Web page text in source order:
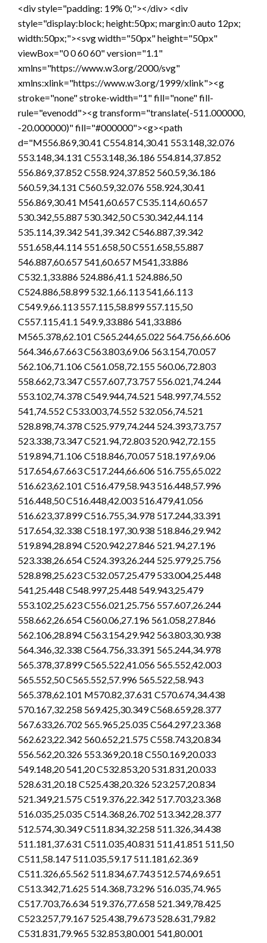
<div style="padding: 19% 0;"></div> <div
style="display:block; height:50px; margin:0 auto 12px;
width:50px;"><svg width="50px" height="50px"
viewBox="0 0 60 60" version="1.1"
xmlns="https://www.w3.org/2000/svg"
xmlns:xlink="https://www.w3.org/1999/xlink"><g
stroke="none" stroke-width="1" fill="none" fill-
rule="evenodd"><g transform="translate(-511.000000,
-20.000000)" fill="#000000"><g><path
d="M556.869,30.41 C554.814,30.41 553.148,32.076
553.148,34.131 C553.148,36.186 554.814,37.852
556.869,37.852 C558.924,37.852 560.59,36.186
560.59,34.131 C560.59,32.076 558.924,30.41
556.869,30.41 M541,60.657 C535.114,60.657
530.342,55.887 530.342,50 C530.342,44.114
535.114,39.342 541,39.342 C546.887,39.342
551.658,44.114 551.658,50 C551.658,55.887
546.887,60.657 541,60.657 M541,33.886
C532.1,33.886 524.886,41.1 524.886,50
C524.886,58.899 532.1,66.113 541,66.113
C549.9,66.113 557.115,58.899 557.115,50
C557.115,41.1 549.9,33.886 541,33.886
M565.378,62.101 C565.244,65.022 564.756,66.606
564.346,67.663 C563.803,69.06 563.154,70.057
562.106,71.106 C561.058,72.155 560.06,72.803
558.662,73.347 C557.607,73.757 556.021,74.244
553.102,74.378 C549.944,74.521 548.997,74.552
541,74.552 C533.003,74.552 532.056,74.521
528.898,74.378 C525.979,74.244 524.393,73.757
523.338,73.347 C521.94,72.803 520.942,72.155
519.894,71.106 C518.846,70.057 518.197,69.06
517.654,67.663 C517.244,66.606 516.755,65.022
516.623,62.101 C516.479,58.943 516.448,57.996
516.448,50 C516.448,42.003 516.479,41.056
516.623,37.899 C516.755,34.978 517.244,33.391
517.654,32.338 C518.197,30.938 518.846,29.942
519.894,28.894 C520.942,27.846 521.94,27.196
523.338,26.654 C524.393,26.244 525.979,25.756
528.898,25.623 C532.057,25.479 533.004,25.448
541,25.448 C548.997,25.448 549.943,25.479
553.102,25.623 C556.021,25.756 557.607,26.244
558.662,26.654 C560.06,27.196 561.058,27.846
562.106,28.894 C563.154,29.942 563.803,30.938
564.346,32.338 C564.756,33.391 565.244,34.978
565.378,37.899 C565.522,41.056 565.552,42.003
565.552,50 C565.552,57.996 565.522,58.943
565.378,62.101 M570.82,37.631 C570.674,34.438
570.167,32.258 569.425,30.349 C568.659,28.377
567.633,26.702 565.965,25.035 C564.297,23.368
562.623,22.342 560.652,21.575 C558.743,20.834
556.562,20.326 553.369,20.18 C550.169,20.033
549.148,20 541,20 C532.853,20 531.831,20.033
528.631,20.18 C525.438,20.326 523.257,20.834
521.349,21.575 C519.376,22.342 517.703,23.368
516.035,25.035 C514.368,26.702 513.342,28.377
512.574,30.349 C511.834,32.258 511.326,34.438
511.181,37.631 C511.035,40.831 511,41.851 511,50
C511,58.147 511.035,59.17 511.181,62.369
C511.326,65.562 511.834,67.743 512.574,69.651
C513.342,71.625 514.368,73.296 516.035,74.965
C517.703,76.634 519.376,77.658 521.349,78.425
C523.257,79.167 525.438,79.673 528.631,79.82
C531.831,79.965 532.853,80.001 541,80.001